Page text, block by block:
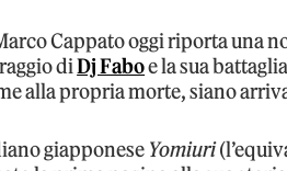
Cappato oggi riporta una
diDj Faboe la sua
alla propria morte, siano
giapponese Yomiuri